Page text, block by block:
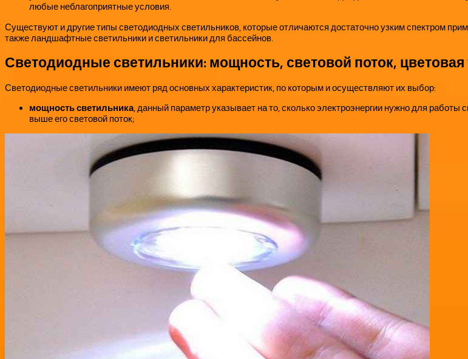
любые неблагоприятные условия.
Существуют и другие типы светодиодных светильников, которые отличаются достаточно узким спектром
также ландшафтные светильники и светильники для бассейнов.
Светодиодные светильники: мощность, световой поток, цветовая
Светодиодные светильники имеют ряд основных характеристик, по которым и осуществляют их выбор:
мощность светильника, данный параметр указывает на то, сколько электроэнергии нужно для
выше его световой поток;